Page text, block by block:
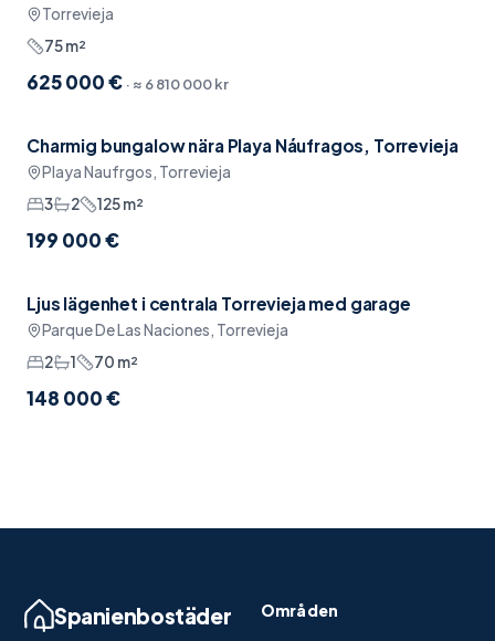
Torrevieja
75m²
625 000 € · ≈ 6 810 000 kr
Möblerat
Charmig bungalow nära Playa Náufragos, Torrevieja
Playa Naufrgos, Torrevieja
3
2 125m²
199 000 €
Reserverad Pool
Ljus lägenhet i centrala Torrevieja med garage
Parque De Las Naciones, Torrevieja
2
1 70 m²
148 000 €
Spanienbostäder Områden